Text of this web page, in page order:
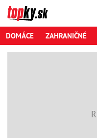
DOMÁCE ZAHRANIČNÉ